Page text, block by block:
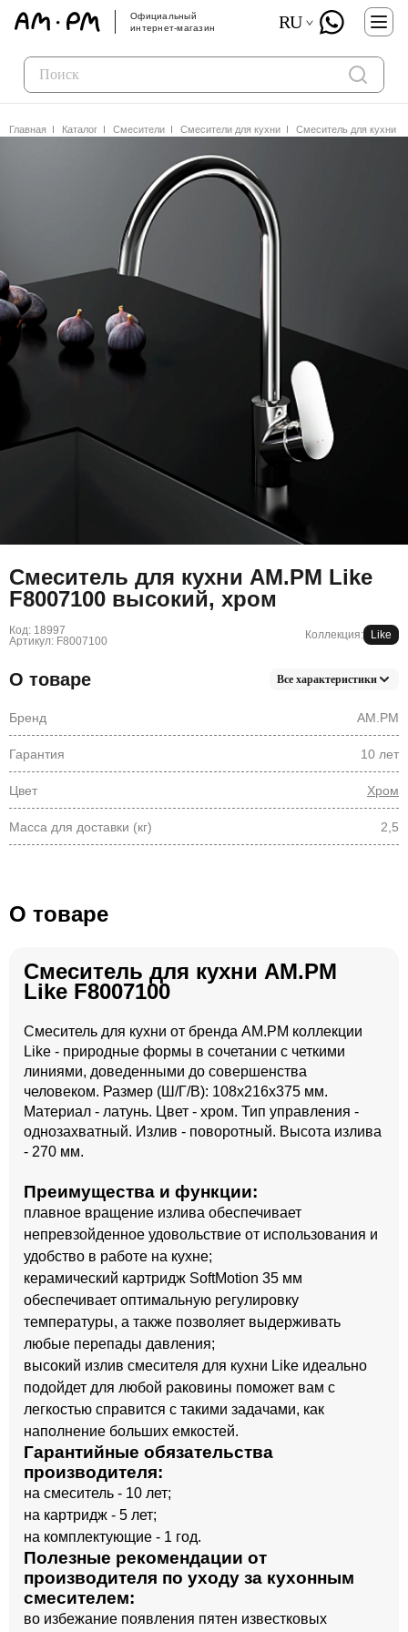
Официальный
интернет-магазин
RU
Главная Каталог Смесители Смесители для кухни Смеситель для кухни
Смеситель для кухни AM.PM Like
F8007100 высокий, хром
Код: 18997
Артикул: F8007100
Коллекция: Like
О товаре Все характеристики
Бренд AM.PM
Гарантия 10 лет
Цвет Хром
Масса для доставки (кг) 2,5
О товаре
Смеситель для кухни AM.PM
Like F8007100
Смеситель для кухни от бренда AM.PM коллекции
Like - природные формы в сочетании с четкими
линиями, доведенными до совершенства
человеком. Размер (Ш/Г/В): 108x216x375 мм.
Материал - латунь. Цвет - хром. Тип управления -
однозахватный. Излив - поворотный. Высота излива
- 270 мм.
Преимущества и функции:
плавное вращение излива обеспечивает
непревзойденное удовольствие от использования и
удобство в работе на кухне;
керамический картридж SoftMotion 35 мм
обеспечивает оптимальную регулировку
температуры, а также позволяет выдерживать
любые перепады давления;
высокий излив смесителя для кухни Like идеально
подойдет для любой раковины поможет вам с
легкостью справится с такими задачами, как
наполнение больших емкостей.
Гарантийные обязательства
производителя:
на смеситель - 10 лет;
на картридж - 5 лет;
на комплектующие - 1 год.
Полезные рекомендации от
производителя по уходу за кухонным
смесителем:
во избежание появления пятен известковых